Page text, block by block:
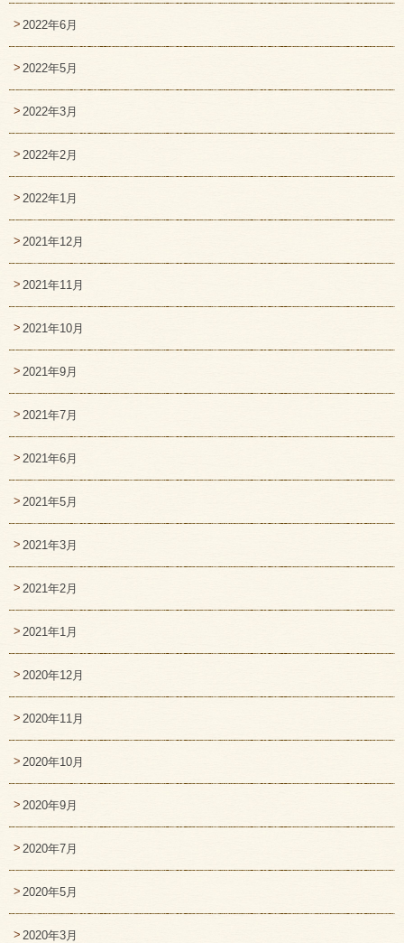
2022年6月
2022年5月
2022年3月
2022年2月
2022年1月
2021年12月
2021年11月
2021年10月
2021年9月
2021年7月
2021年6月
2021年5月
2021年3月
2021年2月
2021年1月
2020年12月
2020年11月
2020年10月
2020年9月
2020年7月
2020年5月
2020年3月